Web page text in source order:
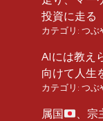
投資に走る
カテゴリ: つぶ
AIには教え
向けて人生
カテゴリ: つぶ
属国 、宗